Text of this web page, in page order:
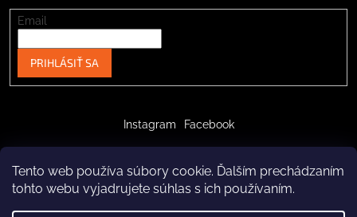
Tento web používa súbory cookie. Ďalším prechádzaním
tohto webu vyjadrujete súhlas s ich používaním.
Email
PRIHLÁSIŤ SA
Instagram Facebook